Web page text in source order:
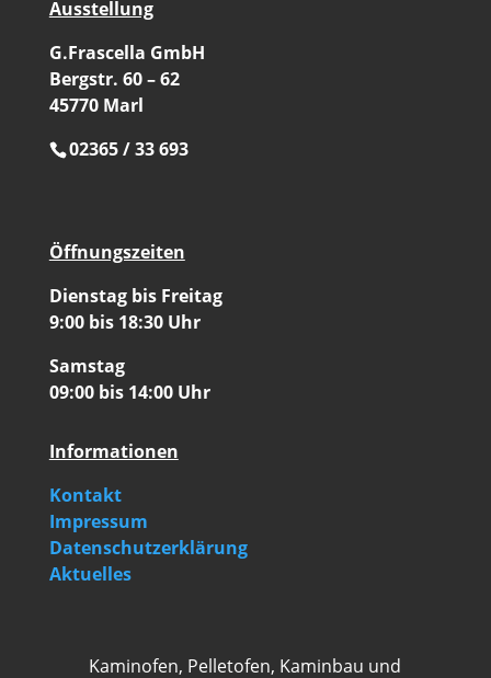
Ausstellung
G.Frascella GmbH
Bergstr. 60 – 62
45770 Marl
02365 / 33 693
Öffnungszeiten
Dienstag bis Freitag
9:00 bis 18:30 Uhr
Samstag
09:00 bis 14:00 Uhr
Informationen
Kontakt
Impressum
Datenschutzerklärung
Aktuelles
Kaminofen, Pelletofen, Kaminbau und